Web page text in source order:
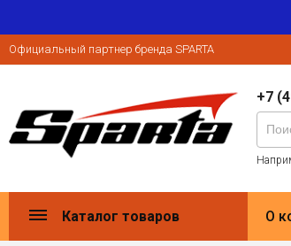
Официальный партнер бренда SPARTA
+7
Каталог товаров О